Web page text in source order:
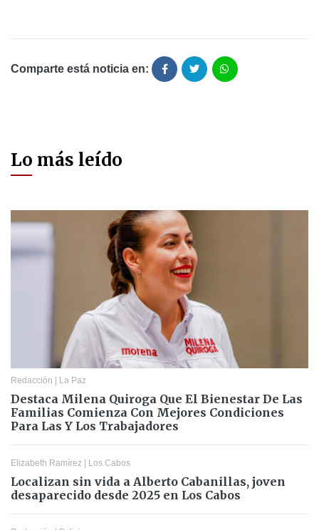
Comparte está noticia en:
Lo más leído
Redacción | La Paz
Destaca Milena Quiroga Que El Bienestar De Las
Familias Comienza Con Mejores Condiciones
Para Las Y Los Trabajadores
Elizabeth Ramírez | Los Cabos
Localizan sin vida a Alberto Cabanillas, joven
desaparecido desde 2025 en Los Cabos